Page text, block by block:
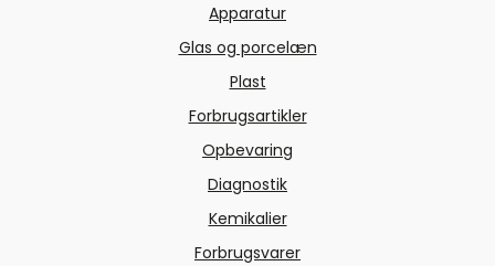
Apparatur
Glas og porcelæn
Plast
Forbrugsartikler
Opbevaring
Diagnostik
Kemikalier
Forbrugsvarer